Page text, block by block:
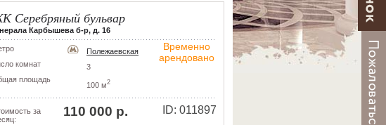
Серебряный бульвар
Карбышева б-р, д. 16
Временно
арендовано
Полежаевская
комнат
3
площадь
100 м2
ID: 011897
за
110 000 р.